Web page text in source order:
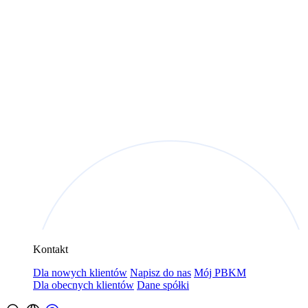
Kontakt
Dla nowych klientów Napisz do nas Mój PBKM
Dla obecnych klientów Dane spółki